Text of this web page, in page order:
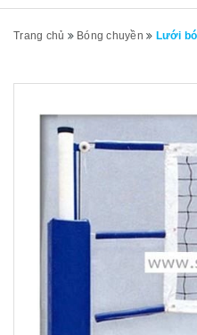
Trang chủ Bóng chuyền Lưới